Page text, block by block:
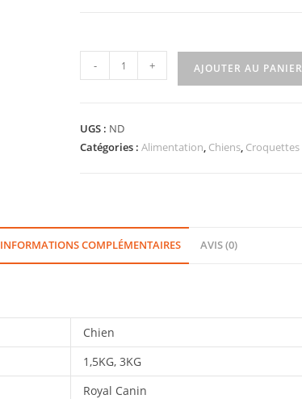
- + AJOUTER AU PANIER
UGS : ND
Catégories : Alimentation, Chiens, Croquettes
INFORMATIONS COMPLÉMENTAIRES AVIS (0)
Chien
1,5KG, 3KG
Royal Canin